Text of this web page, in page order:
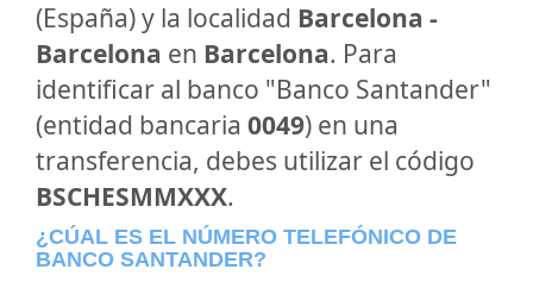
(España) y la localidad Barcelona -
Barcelona en Barcelona. Para
identificar al banco "Banco Santander"
(entidad bancaria 0049) en una
transferencia, debes utilizar el código
BSCHESMMXXX.
¿CÚAL ES EL NÚMERO TELEFÓNICO DE
BANCO SANTANDER?